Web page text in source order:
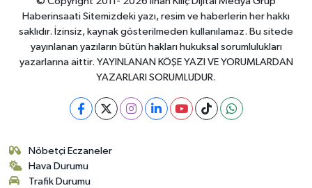
Haberinsaati Sitemizdeki yazı, resim ve haberlerin her hakkı
saklıdır. İzinsiz, kaynak gösterilmeden kullanılamaz. Bu sitede
yayınlanan yazıların bütün hakları hukuksal sorumlulukları
yazarlarına aittir. YAYINLANAN KÖŞE YAZI VE YORUMLARDAN
YAZARLARI SORUMLUDUR.
Nöbetçi Eczaneler
Hava Durumu
Trafik Durumu